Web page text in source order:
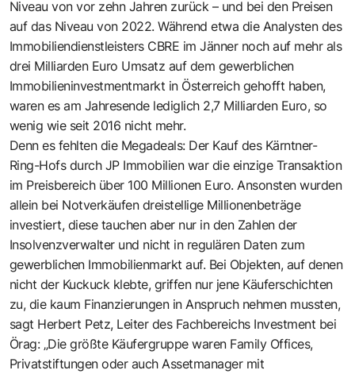
Niveau von vor zehn Jahren zurück – und bei den Preisen
auf das Niveau von 2022. Während etwa die Analysten des
Immobiliendienstleisters CBRE im Jänner noch auf mehr als
drei Milliarden Euro Umsatz auf dem gewerblichen
Immobilieninvestmentmarkt in Österreich gehofft haben,
waren es am Jahresende lediglich 2,7 Milliarden Euro, so
wenig wie seit 2016 nicht mehr.
Denn es fehlten die Megadeals: Der Kauf des Kärntner-
Ring-Hofs durch JP Immobilien war die einzige Transaktion
im Preisbereich über 100 Millionen Euro. Ansonsten wurden
allein bei Notverkäufen dreistellige Millionenbeträge
investiert, diese tauchen aber nur in den Zahlen der
Insolvenzverwalter und nicht in regulären Daten zum
gewerblichen Immobilienmarkt auf. Bei Objekten, auf denen
nicht der Kuckuck klebte, griffen nur jene Käuferschichten
zu, die kaum Finanzierungen in Anspruch nehmen mussten,
sagt Herbert Petz, Leiter des Fachbereichs Investment bei
Örag: „Die größte Käufergruppe waren Family Offices,
Privatstiftungen oder auch Assetmanager mit